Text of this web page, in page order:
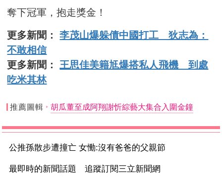
奪下冠軍，抱走獎金！
更多新聞：李茂山爆躲債中國打工 狄志為：
不敢相信
更多新聞： 王思佳美籍尪爆搭私人飛機 到處
吃米其林
推薦圖輯 胡瓜董至成阿翔謝忻綜藝大集合入圍金鐘
公推孫散步遭撞亡 女慟:沒有爸爸的父親節
最即時的新聞話題 追蹤訂閱三立新聞網